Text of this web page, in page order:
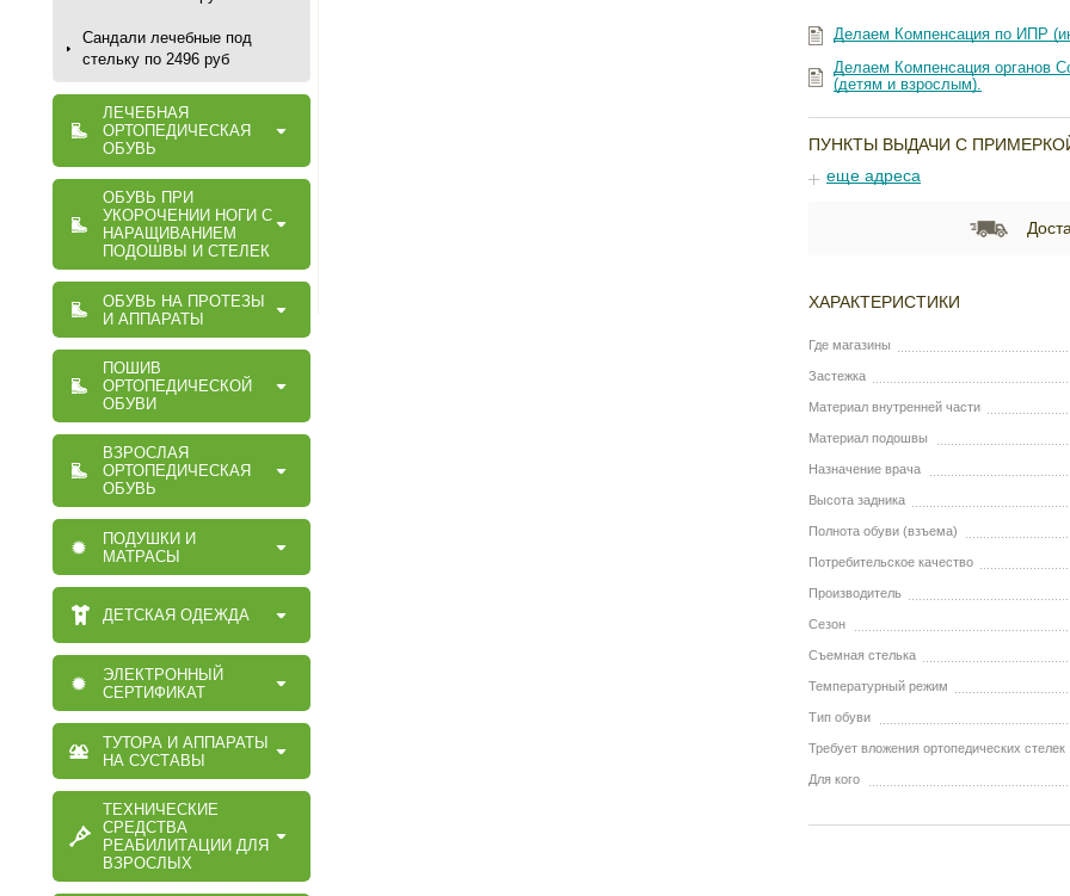
Сандали лечебные под
стельку по 2496 руб
ЛЕЧЕБНАЯ
ОРТОПЕДИЧЕСКАЯ
ОБУВЬ
ОБУВЬ ПРИ
УКОРОЧЕНИИ НОГИ С
НАРАЩИВАНИЕМ
ПОДОШВЫ И СТЕЛЕК
ОБУВЬ НА ПРОТЕЗЫ
И АППАРАТЫ
ПОШИВ
ОРТОПЕДИЧЕСКОЙ
ОБУВИ
ВЗРОСЛАЯ
ОРТОПЕДИЧЕСКАЯ
ОБУВЬ
ПОДУШКИ И
МАТРАСЫ
ДЕТСКАЯ ОДЕЖДА
ЭЛЕКТРОННЫЙ
СЕРТИФИКАТ
ТУТОРА И АППАРАТЫ
НА СУСТАВЫ
ТЕХНИЧЕСКИЕ
СРЕДСТВА
РЕАБИЛИТАЦИИ ДЛЯ
ВЗРОСЛЫХ
Делаем Компенсация по ИПР
Делаем Компенсация органов
(детям и взрослым).
ПУНКТЫ ВЫДАЧИ С
еще адреса
ХАРАКТЕРИСТИКИ
Где магазины
Застежка
Материал внутренней части
Материал подошвы
Назначение врача
Высота задника
Полнота обуви (взъема)
Потребительское качество
Производитель
Сезон
Съемная стелька
Температурный режим
Тип обуви
Требует вложения ортопедических стелек
Для кого